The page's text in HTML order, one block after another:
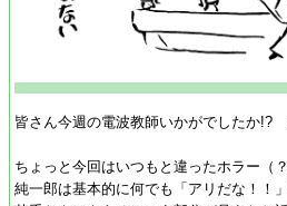
皆さん今週の電波教師いかがでしたか!?
ちょっと今回はいつもと違ったホラー（
純一郎は基本的に何でも「アリだな！！